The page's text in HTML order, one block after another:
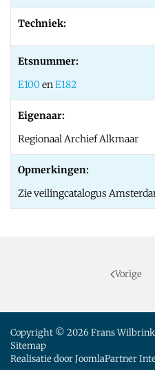
Techniek:
Etsnummer:
E100 enE182
Eigenaar:
Regionaal Archief Alkmaar
Opmerkingen:
Zie veilingcatalogus
Vorige
Copyright © 2026 Frans
Sitemap
Realisatie doorJoomlaPartner